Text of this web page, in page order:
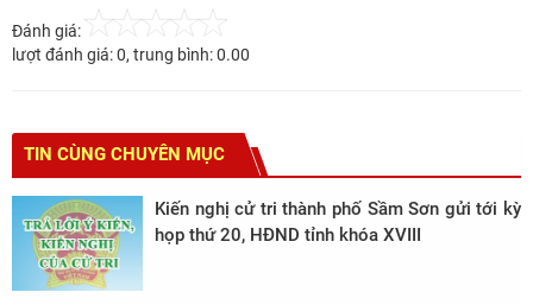
Đánh giá:
lượt đánh giá:0, trung bình:0.00
TIN CÙNG CHUYÊN MỤC
Kiến nghị cử tri thành phố Sầm Sơn gửi tới kỳ
họp thứ 20, HĐND tỉnh khóa XVIII